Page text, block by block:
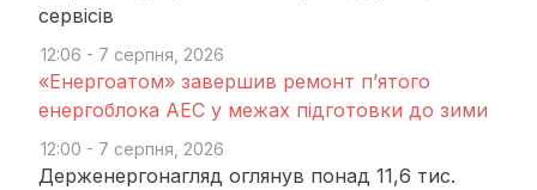
сервісів
12:06 - 7 серпня, 2026
«Енергоатом» завершив ремонт п’ятого
енергоблока АЕС у межах підготовки до зими
12:00 - 7 серпня, 2026
Держенергонагляд оглянув понад 11,6 тис.